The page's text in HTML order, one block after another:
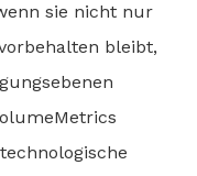
sie nicht nur
bleibt,